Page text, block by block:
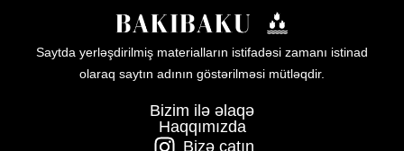
Saytda yerləşdirilmiş materialların istifadəsi zamanı istinad
olaraq saytın adının göstərilməsi mütləqdir.
Bizim ilə əlaqə
Haqqımızda
Bizə çatın